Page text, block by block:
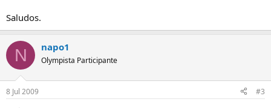
Saludos.
N napo1
Olympista Participante
8 Jul 2009 #3